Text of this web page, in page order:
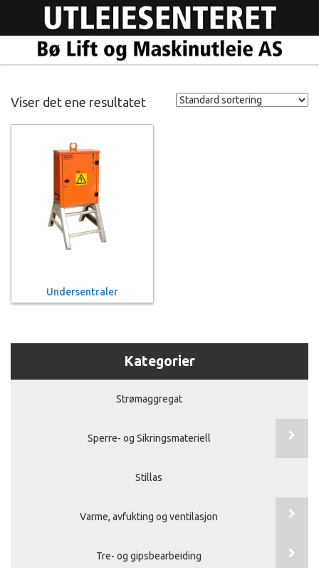
Viser det ene resultatet
Undersentraler
Kategorier
Strømaggregat
Sperre- og Sikringsmateriell
Stillas
Varme, avfukting og ventilasjon
Tre- og gipsbearbeiding